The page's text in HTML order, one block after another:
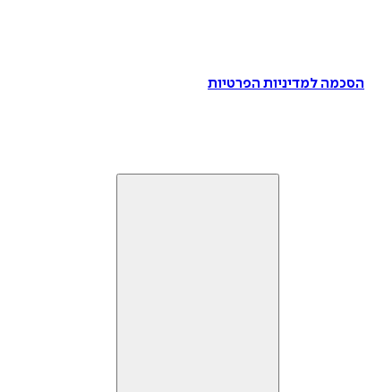
הסכמה למדיניות הפרטיות